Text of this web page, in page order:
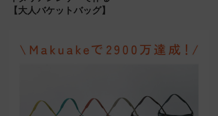
【大人バケットバッグ】